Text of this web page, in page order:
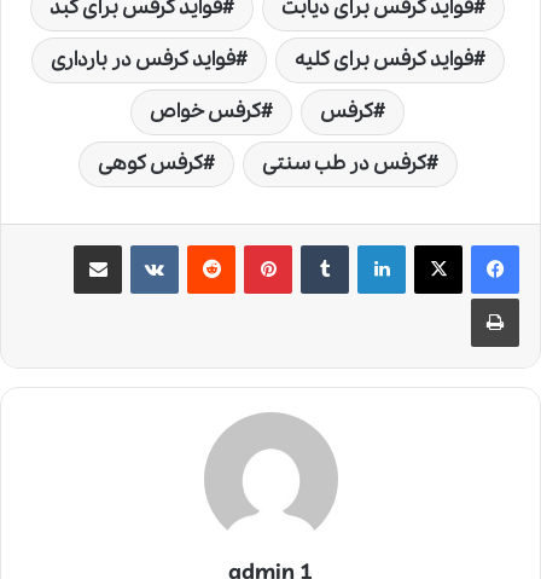
فواید کرفس برای دیابت
فواید کرفس برای کبد
فواید کرفس برای کلیه
فواید کرفس در بارداری
کرفس
کرفس خواص
کرفس در طب سنتی
کرفس کوهی
لینکدین ‫تامبلر ‫پین‌ترست‫رددیت ‫VKontakteاشتراک گذاری از طریق ایمیل
چاپ
admin 1